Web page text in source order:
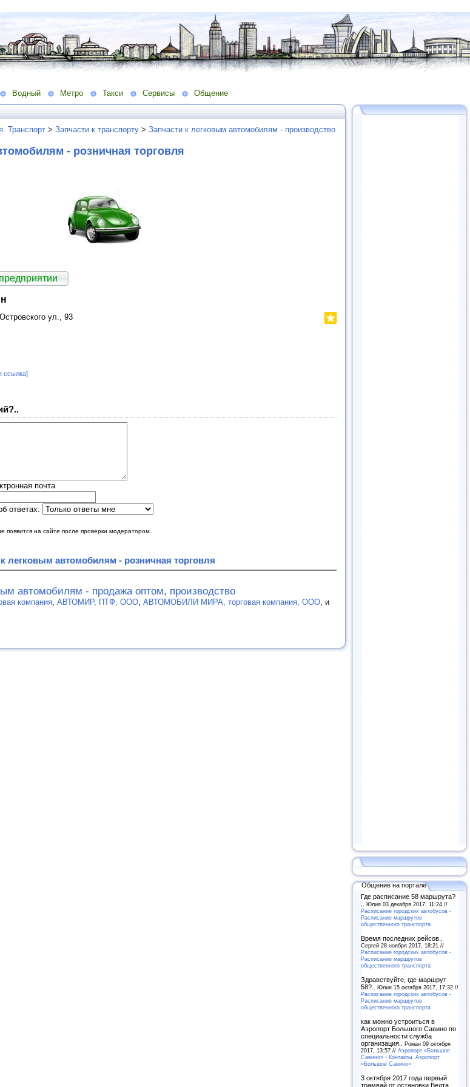
Водный Метро Такси Сервисы Общение
Транспорт > Запчасти к транспорту > Запчасти к легковым автомобилям - производство
- розничная торговля
ул., 93
ссылка]
почта
ответах:
на сайте после проверки модератором.
легковым автомобилям - розничная торговля
автомобилям - продажа оптом, производство
компания, АВТОМИР, ПТФ, ООО, АВТОМОБИЛИ МИРА, торговая компания, ООО, и
Общение на портале
Где расписание 58 маршрута?
Юлия 03 декабря 2017, 11:24 //
Расписание городских автобусов -
Расписание маршрутов
общественного транспорта
Время последних рейсов..
Сергей 28 ноября 2017, 18:21 //
Расписание городских автобусов -
Расписание маршрутов
общественного транспорта
Здравствуйте, где маршрут
58?.. Юлия 15 октября 2017, 17:32 //
Расписание городских автобусов -
Расписание маршрутов
общественного транспорта
как можно устроиться в
Аэропорт Большого Савино по
специальности служба
организация.. Роман 09 октября
2017, 13:57 // Аэропорт «Большое
Савино» - Контакты. Аэропорт
«Большое Савино»
3 октября 2017 года первый
трамвай от остановки Велта